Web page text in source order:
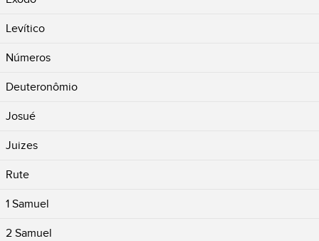
Levítico
Números
Deuteronômio
Josué
Juizes
Rute
1 Samuel
2 Samuel